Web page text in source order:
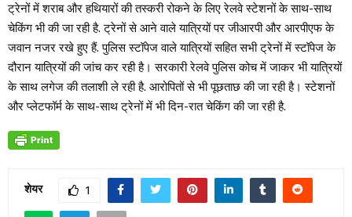
ट्रेनों में शराब और हथियारों की तस्करी रोकने के लिए रेलवे स्टेशनों के साथ-साथ
चेकिंग भी की जा रही है. ट्रेनों से आने वाले यात्रियों पर जीआरपी और आरपीएफ के
जवान नजर रखे हुए हैं. पुलिस स्टॉपेज वाले यात्रियों सहित सभी ट्रेनों में स्टॉपेज के
दौरान यात्रियों की जांच कर रही है। सरकारी रेलवे पुलिस कोच में जाकर भी यात्रियों
के साथ लगेज की तलाशी ले रही है. आरोपितों से भी पूछताछ की जा रही है। स्टेशनों
और प्लेटफॉर्म के साथ-साथ ट्रेनों में भी दिन-रात चेकिंग की जा रही है.
शेयर 1